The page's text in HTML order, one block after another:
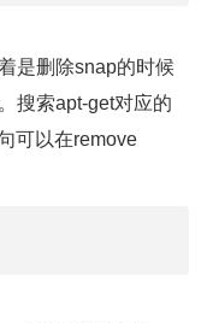
是删除snap的时候
搜索apt-get对应的
可以在remove